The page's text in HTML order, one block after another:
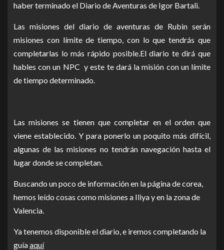
haber terminado el Diario de Aventuras de Igor Bartali.
Las misiones del diario de aventuras de Rubin serán
misiones con límite de tiempo, con lo que tendrás que
completarlas lo más rápido posible.El diario te dirá que
hables con un NPC y este te dará la misión con un límite
de tiempo determinado.
Las misiones se tienen que completar en el orden que
viene establecido. Y para ponerlo un poquito más difícil,
algunas de las misiones no tendrán navegación hasta el
lugar donde se completan.
Buscando un poco de información en la página de corea,
hemos leído cosas como misiones a Iliya y en la zona de
Valencia.
Ya tenemos disponible el diario, e iremos completando la
guíaaquí